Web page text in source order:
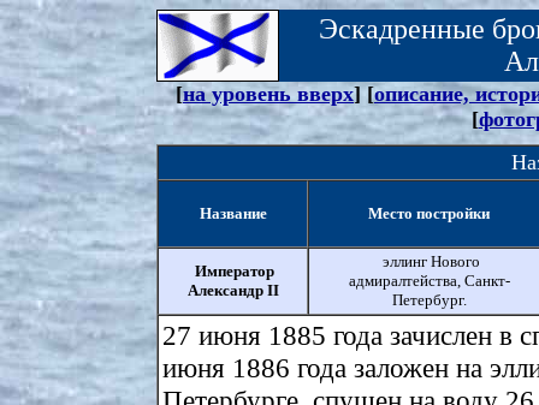
Эскадренные
[на уровень вверх] [описание,
[
Название Место постройки
Император
Александр II
эллинг Нового
адмиралтейства, Санкт-
Петербург.
27 июня 1885 года зачислен в
июня 1886 года заложен на